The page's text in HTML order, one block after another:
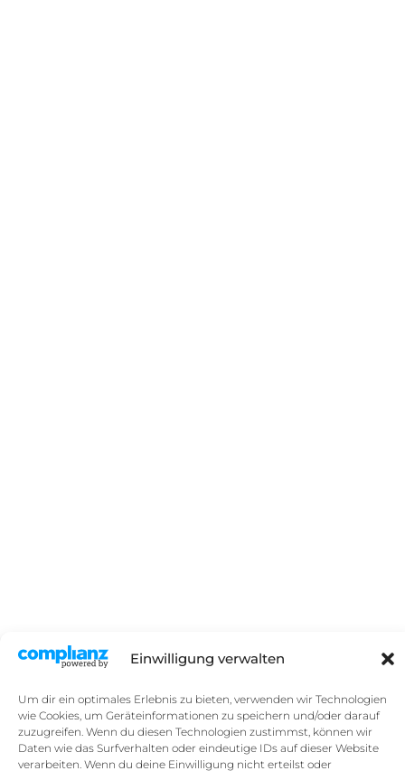
Einwilligung verwalten
Um dir ein optimales Erlebnis zu bieten, verwenden wir Technologien
wie Cookies, um Geräteinformationen zu speichern und/oder darauf
zuzugreifen. Wenn du diesen Technologien zustimmst, können wir
Daten wie das Surfverhalten oder eindeutige IDs auf dieser Website
verarbeiten. Wenn du deine Einwilligung nicht erteilst oder